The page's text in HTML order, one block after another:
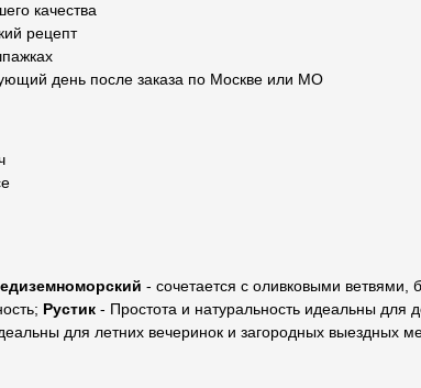
качества
рецепт
день после заказа по Москве или МО
- сочетается с оливковыми ветвями,
Рустик - Простота и натуральность идеальны для
для летних вечеринок и загородных выездных